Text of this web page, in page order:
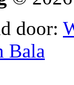
door:
Bala